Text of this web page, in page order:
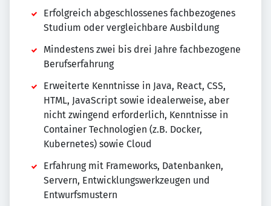
Erfolgreich abgeschlossenes fachbezogenes
Studium oder vergleichbare Ausbildung
Mindestens zwei bis drei Jahre fachbezogene
Berufserfahrung
Erweiterte Kenntnisse in Java, React, CSS,
HTML, JavaScript sowie idealerweise, aber
nicht zwingend erforderlich, Kenntnisse in
Container Technologien (z.B. Docker,
Kubernetes) sowie Cloud
Erfahrung mit Frameworks, Datenbanken,
Servern, Entwicklungswerkzeugen und
Entwurfsmustern